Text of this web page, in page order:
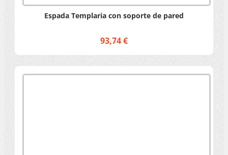
Espada Templaria con soporte de pared
93,74 €